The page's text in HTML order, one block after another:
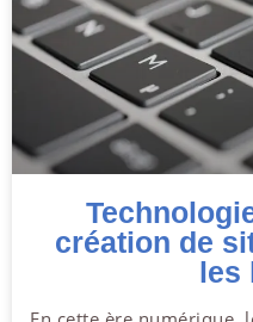
création de
les